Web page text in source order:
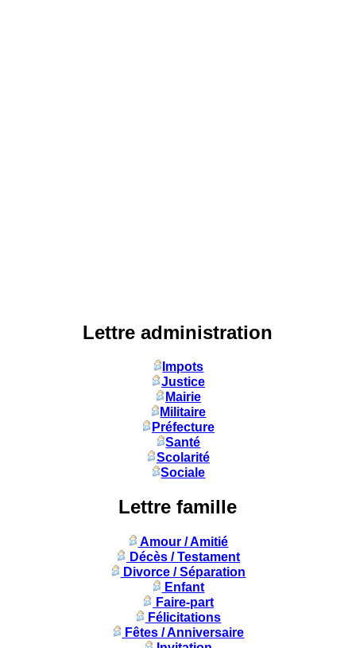
Lettre administration
Impots
Justice
Mairie
Militaire
Préfecture
Santé
Scolarité
Sociale
Lettre famille
Amour / Amitié
Décès / Testament
Divorce / Séparation
Enfant
Faire-part
Félicitations
Fêtes / Anniversaire